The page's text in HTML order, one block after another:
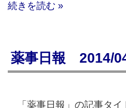
続きを読む »
薬事日報 2014/
「薬事日報」の記事タイ